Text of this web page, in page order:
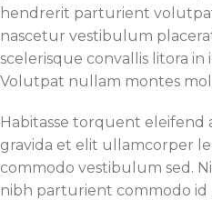
hendrerit parturient
nascetur vestibulum
scelerisque convallis litora
Volutpat nullam montes
Habitasse torquent
gravida et elit ullamcorper
commodo vestibulum sed.
nibh parturient commodo